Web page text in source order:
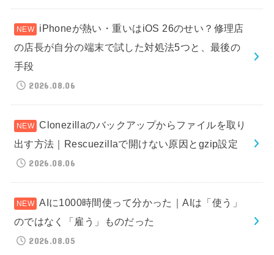
iPhoneが熱い・重いはiOS 26のせい？修理店
の店長が自分の端末で試した対処法5つと、最後の
手段
2026.08.06
Clonezillaのバックアップからファイルを取り
出す方法｜Rescuezillaで開けない原因とgzip設定
2026.08.06
AIに1000時間使って分かった｜AIは「使う」
のではなく「雇う」ものだった
2026.08.05